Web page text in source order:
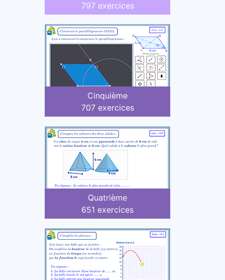
797 exercices
Cinquième
707 exercices
Quatrième
651 exercices